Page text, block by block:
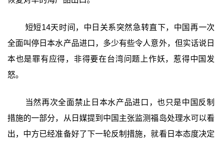
短短14天时间，中日关系突然急转直下，中国再一次
全面叫停日本水产品进口，多少有些令人意外，但实话说日
本也是罪有应得，非得要在台湾问题上作妖，惹得中国发
怒。
当然再次全面禁止日本水产品进口，也只是中国反制
措施的一部分，从日媒提到中国主张监测福岛处理水可以看
出，中方已经准备好了下一轮反制措施，就看日本态度决定